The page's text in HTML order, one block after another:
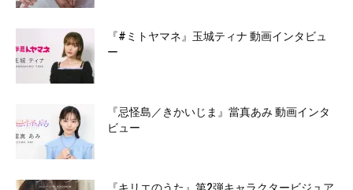
『#ミトヤマネ』玉城ティナ 動画インタビュ
ー
『忌怪島／きかいじま』當真あみ 動画インタ
ビュー